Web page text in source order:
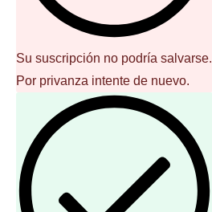
Su suscripción no podría salvarse.
Por privanza intente de nuevo.